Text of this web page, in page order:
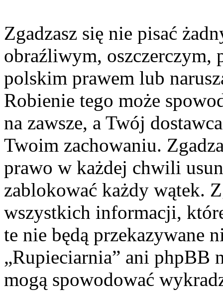
Zgadzasz się nie pisać
obraźliwym, oszczerczym,
polskim prawem lub
Robienie tego może
na zawsze, a Twój
Twoim zachowaniu.
prawo w każdej chwili
zablokować każdy wątek.
wszystkich informacji,
te nie będą przekazywane
„Rupieciarnia” ani phpBB
mogą spowodować